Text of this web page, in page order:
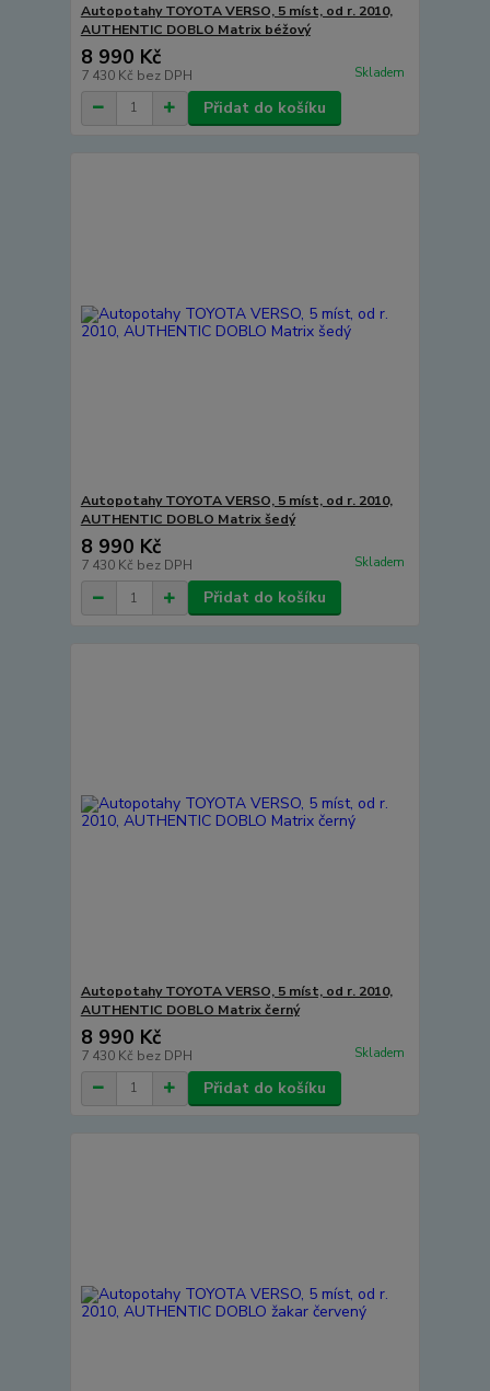
Autopotahy TOYOTA VERSO, 5 míst, od r. 2010,
AUTHENTIC DOBLO Matrix béžový
8 990 Kč
7 430 Kč bez DPH Skladem
Přidat do košíku
Autopotahy TOYOTA VERSO, 5 míst, od r. 2010,
AUTHENTIC DOBLO Matrix šedý
8 990 Kč
7 430 Kč bez DPH Skladem
Přidat do košíku
Autopotahy TOYOTA VERSO, 5 míst, od r. 2010,
AUTHENTIC DOBLO Matrix černý
8 990 Kč
7 430 Kč bez DPH Skladem
Přidat do košíku